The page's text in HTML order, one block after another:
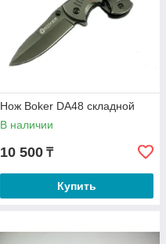
Нож Boker DA48 складной
В наличии
10 500 ₸
Купить